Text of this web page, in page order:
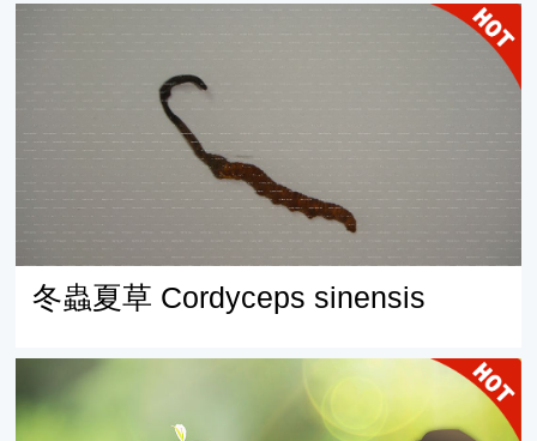
冬蟲夏草 Cordyceps sinensis
靈芝與其有機栽培